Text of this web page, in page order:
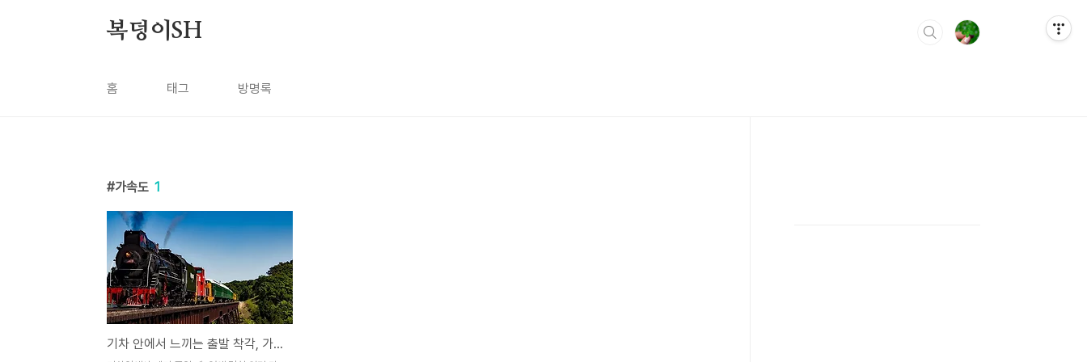
복덩이SH
홈 태그 방명록
가속도 1
기차 안에서 느끼는 출발 착각, 가속도의 비밀